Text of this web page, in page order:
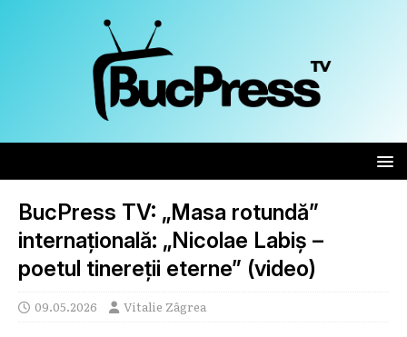
BucPress TV: „Masa rotundă”
internațională: „Nicolae Labiș –
poetul tinereții eterne” (video)
09.05.2026 Vitalie Zâgrea